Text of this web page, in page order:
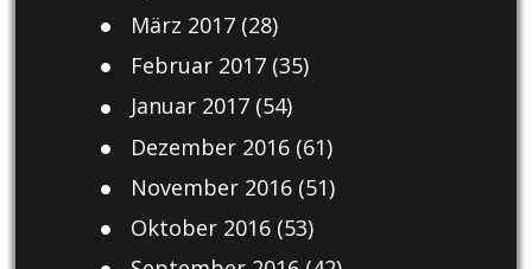
März 2017(28)
Februar 2017(35)
Januar 2017(54)
Dezember 2016(61)
November 2016(51)
Oktober 2016(53)